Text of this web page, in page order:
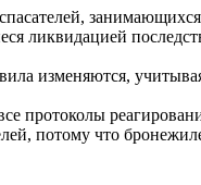
ликвидацией
изменяются,
протоколы
потому что